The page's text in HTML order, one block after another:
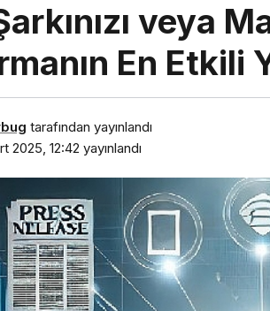
veya
En Etkili
tarafından yayınlandı
2025, 12:42 yayınlandı
Sağlık
DEÜ Hastanesinde Büyük
Dönüşüm